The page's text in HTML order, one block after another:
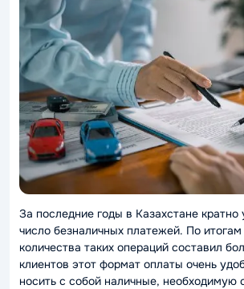
За последние годы в Казахстане кратно
число безналичных платежей. По
количества таких операций составил
клиентов этот формат оплаты очень
носить с собой наличные,